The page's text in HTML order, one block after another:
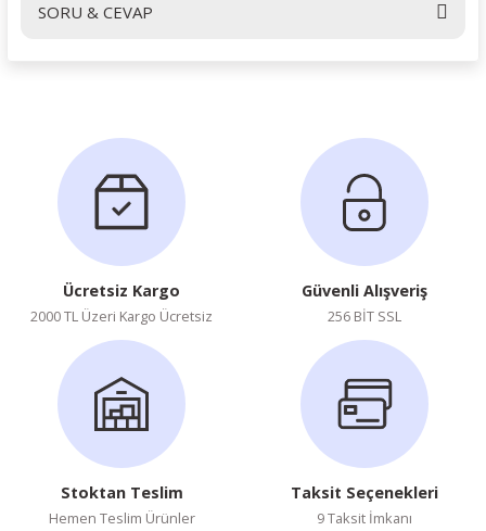
SORU & CEVAP
Ücretsiz Kargo
2000 TL Üzeri Kargo Ücretsiz
Güvenli Alışveriş
256 BİT SSL
Stoktan Teslim
Hemen Teslim Ürünler
Taksit Seçenekleri
9 Taksit İmkanı